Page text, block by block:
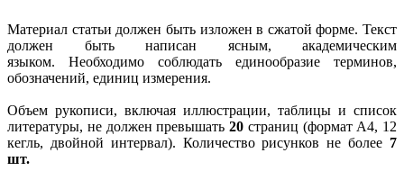
Материал статьи должен быть изложен в сжатой форме. Текст
должен быть написан ясным, академическим
языком. Необходимо соблюдать единообразие терминов,
обозначений, единиц измерения.
Объем рукописи, включая иллюстрации, таблицы и список
литературы, не должен превышать 20 страниц (формат А4, 12
кегль, двойной интервал). Количество рисунков не более 7
шт.